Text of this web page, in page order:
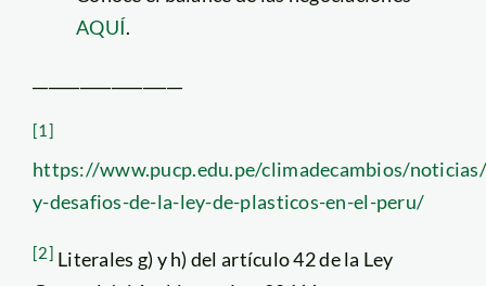
AQUÍ.
[1]
https://www.pucp.edu.pe/climadecambios/
y-desafios-de-la-ley-de-plasticos-en-el-peru/
[2] Literales g) y h) del artículo 42 de la Ley